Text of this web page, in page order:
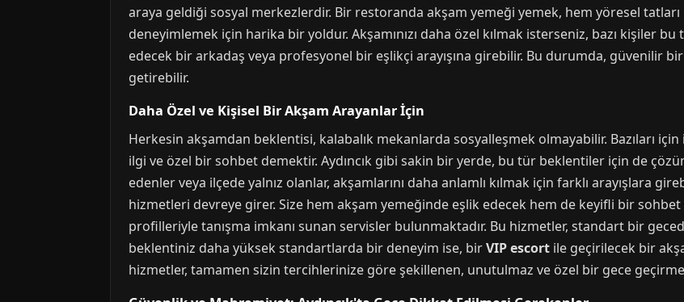
araya geldiği sosyal merkezlerdir. Bir restoranda akşam yemeği yemek, hem yöresel
deneyimlemek için harika bir yoldur. Akşamınızı daha özel kılmak isterseniz, bazı kişiler
edecek bir arkadaş veya profesyonel bir eşlikçi arayışına girebilir. Bu durumda, güvenilir bir
getirebilir.
Daha Özel ve Kişisel Bir Akşam Arayanlar İçin
Herkesin akşamdan beklentisi, kalabalık mekanlarda sosyalleşmek olmayabilir. Bazıları
ilgi ve özel bir sohbet demektir. Aydıncık gibi sakin bir yerde, bu tür beklentiler için de
edenler veya ilçede yalnız olanlar, akşamlarını daha anlamlı kılmak için farklı arayışlara
hizmetleri devreye girer. Size hem akşam yemeğinde eşlik edecek hem de keyifli bir
profilleriyle tanışma imkanı sunan servisler bulunmaktadır. Bu hizmetler, standart bir
beklentiniz daha yüksek standartlarda bir deneyim ise, birVIP escort ile geçirilecek bir
hizmetler, tamamen sizin tercihlerinize göre şekillenen, unutulmaz ve özel bir gece